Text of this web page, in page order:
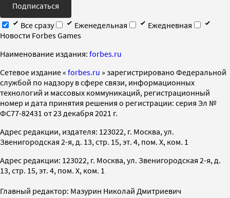
Подписаться
Все сразу
Еженедельная
Ежедневная
Новости Forbes Games
Наименование издания: forbes.ru
Cетевое издание « forbes.ru » зарегистрировано Федеральной
службой по надзору в сфере связи, информационных
технологий и массовых коммуникаций, регистрационный
номер и дата принятия решения о регистрации: серия Эл №
ФС77-82431 от 23 декабря 2021 г.
Адрес редакции, издателя: 123022, г. Москва, ул.
Звенигородская 2-я, д. 13, стр. 15, эт. 4, пом. X, ком. 1
Адрес редакции: 123022, г. Москва, ул. Звенигородская 2-я, д.
13, стр. 15, эт. 4, пом. X, ком. 1
Главный редактор: Мазурин Николай Дмитриевич